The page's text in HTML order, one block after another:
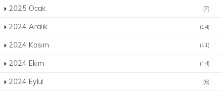
2025 Ocak (7)
2024 Aralık (14)
2024 Kasım (11)
2024 Ekim (14)
2024 Eylül (6)